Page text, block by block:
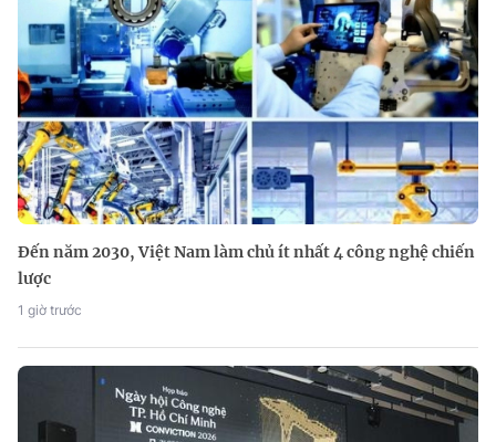
Đến năm 2030, Việt Nam làm chủ ít nhất 4 công nghệ chiến
lược
1 giờ trước